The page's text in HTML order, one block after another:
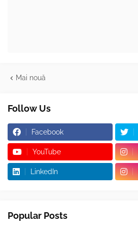
Mai nouă
Follow Us
Facebook
YouTube
LinkedIn
Popular Posts